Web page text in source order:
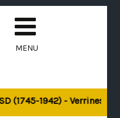
MENU
1942) - Verrines-